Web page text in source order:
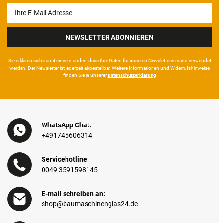
Honig
NEWSLETTER ABONNIEREN
Sie erklären sich damit ein­ver­standen, dass Ihre Da­ten für unseren News­letter­versand ver­wen­det
werden. Der News­letter ist jeder­zeit ab­bestel­lbar. Weitere Infor­mationen und Wider­rufshin­weise
finden Sie in unserer Daten­schutz­erklärung
WhatsApp Chat:
+491745606314
Servicehotline:
0049 3591598145
E-mail schreiben an:
shop@baumaschinenglas24.de